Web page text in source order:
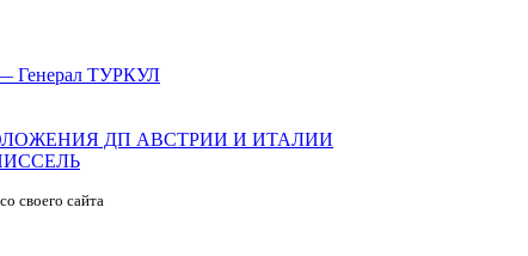
ТУРКУЛ
ДП АВСТРИИ И ИТАЛИИ
со своего сайта